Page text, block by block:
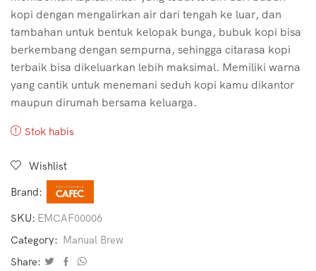
kopi dengan mengalirkan air dari tengah ke luar, dan
tambahan untuk bentuk kelopak bunga, bubuk kopi bisa
berkembang dengan sempurna, sehingga citarasa kopi
terbaik bisa dikeluarkan lebih maksimal. Memiliki warna
yang cantik untuk menemani seduh kopi kamu dikantor
maupun dirumah bersama keluarga.
Stok habis
Wishlist
Brand:
SKU: EMCAF00006
Category: Manual Brew
Share: